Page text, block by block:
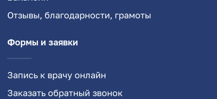
Отзывы, благодарности, грамоты
Формы и заявки
Запись к врачу онлайн
Заказать обратный звонок